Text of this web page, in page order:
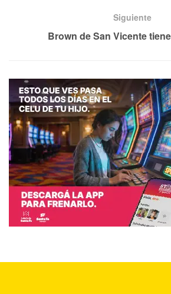
Siguiente
Brown de San Vicente